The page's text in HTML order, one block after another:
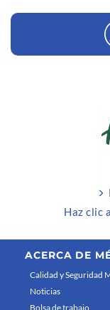
Haz clic
ACERCA DE
Calidad y Seguridad
Noticias
Bolsa de trabajo